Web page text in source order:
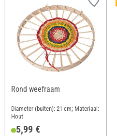
Rond weefraam
Diameter (buiten): 21 cm; Materiaal:
Hout
5,99 €